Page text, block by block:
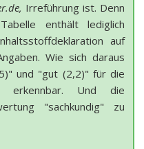
Irreführung ist. Denn
enthält lediglich
auf
Wie sich daraus
und "gut (2,2)" für die
Und die
"sachkundig" zu